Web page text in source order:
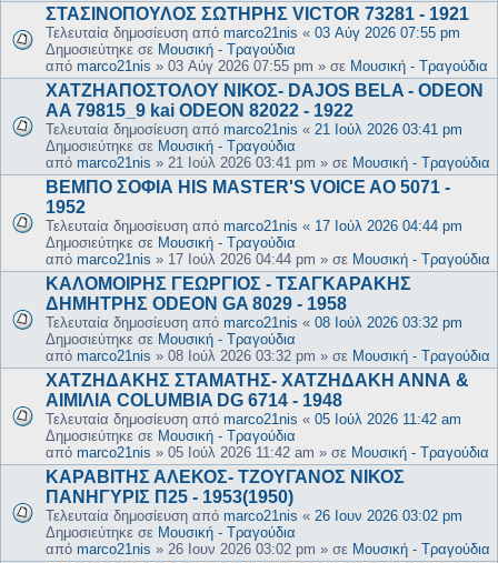
ΣΤΑΣΙΝΟΠΟΥΛΟΣ ΣΩΤΗΡΗΣ VICTOR 73281 - 1921
Τελευταία δημοσίευση από marco21nis « 03 Αύγ 2026 07:55 pm
Δημοσιεύτηκε σε Μουσική - Τραγούδια
από marco21nis » 03 Αύγ 2026 07:55 pm » σε Μουσική - Τραγούδια
ΧΑΤΖΗΑΠΟΣΤΟΛΟΥ ΝΙΚΟΣ- DAJOS BELA - ODEON
AA 79815_9 kai ODEON 82022 - 1922
Τελευταία δημοσίευση από marco21nis « 21 Ιούλ 2026 03:41 pm
Δημοσιεύτηκε σε Μουσική - Τραγούδια
από marco21nis » 21 Ιούλ 2026 03:41 pm » σε Μουσική - Τραγούδια
ΒΕΜΠΟ ΣΟΦΙΑ HIS MASTER'S VOICE AO 5071 -
1952
Τελευταία δημοσίευση από marco21nis « 17 Ιούλ 2026 04:44 pm
Δημοσιεύτηκε σε Μουσική - Τραγούδια
από marco21nis » 17 Ιούλ 2026 04:44 pm » σε Μουσική - Τραγούδια
ΚΑΛΟΜΟΙΡΗΣ ΓΕΩΡΓΙΟΣ - ΤΣΑΓΚΑΡΑΚΗΣ
ΔΗΜΗΤΡΗΣ ODEON GA 8029 - 1958
Τελευταία δημοσίευση από marco21nis « 08 Ιούλ 2026 03:32 pm
Δημοσιεύτηκε σε Μουσική - Τραγούδια
από marco21nis » 08 Ιούλ 2026 03:32 pm » σε Μουσική - Τραγούδια
ΧΑΤΖΗΔΑΚΗΣ ΣΤΑΜΑΤΗΣ- ΧΑΤΖΗΔΑΚΗ ΑΝΝΑ &
ΑΙΜΙΛΙΑ COLUMBIA DG 6714 - 1948
Τελευταία δημοσίευση από marco21nis « 05 Ιούλ 2026 11:42 am
Δημοσιεύτηκε σε Μουσική - Τραγούδια
από marco21nis » 05 Ιούλ 2026 11:42 am » σε Μουσική - Τραγούδια
ΚΑΡΑΒΙΤΗΣ ΑΛΕΚΟΣ- ΤΖΟΥΓΑΝΟΣ ΝΙΚΟΣ
ΠΑΝΗΓΥΡΙΣ Π25 - 1953(1950)
Τελευταία δημοσίευση από marco21nis « 26 Ιουν 2026 03:02 pm
Δημοσιεύτηκε σε Μουσική - Τραγούδια
από marco21nis » 26 Ιουν 2026 03:02 pm » σε Μουσική - Τραγούδια